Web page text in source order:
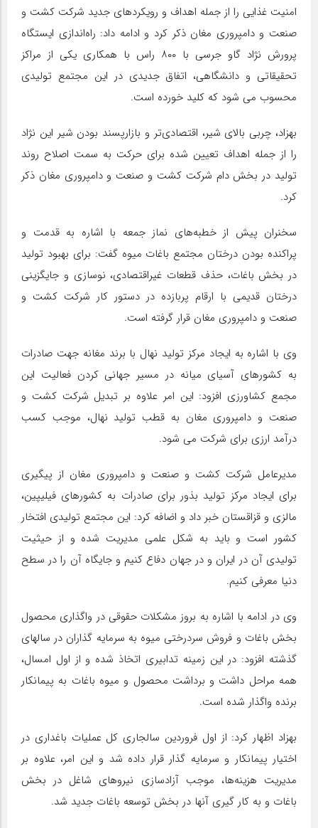
امنیت غذایی را از جمله اهداف و رویکردهای جدید شرکت کشت و
صنعت و دامپروری مغان ذکر کرد و ادامه داد: راه‌اندازی ایستگاه
پرورش نژاد گاو جرسی با ۸۰۰ راس با همکاری یکی از مراکز
تحقیقاتی و دانشگاهی، اتفاق جدیدی در این مجتمع تولیدی
محسوب می شود که کلید خورده است.
بهزاد، چربی بالای شیر، اقتصادی‌تر و بازارپسند بودن شیر این نژاد
را از جمله اهداف تعیین شده برای حرکت به سمت اصلاح روند
تولید در بخش دام شرکت کشت و صنعت و دامپروری مغان ذکر
کرد.
سخنران پیش از خطبه‌های نماز جمعه با اشاره به قدمت و
پراکنده بودن درختان مجتمع باغات میوه گفت: برای بهبود تولید
در بخش باغات، حذف قطعات غیراقتصادی، نوسازی و جایگزینی
درختان قدیمی با ارقام پربازده در دستور کار شرکت کشت و
صنعت و دامپروری مغان قرار گرفته است.
وی با اشاره به ایجاد مرکز تولید نهال با برند مغانه جهت صادرات
به کشورهای آسیای میانه در مسیر جهانی کردن فعالیت این
مجمع کشاورزی افزود: این امر علاوه بر تبدیل شرکت کشت و
صنعت و دامپروری مغان به قطب تولید نهال، موجب کسب
درآمد ارزی برای شرکت می شود.
مدیرعامل شرکت کشت و صنعت و دامپروری مغان از پیگیری
برای ایجاد مرکز تولید بذور برای صادرات به کشورهای فیلیپین،
مالزی و قزاقستان خبر داد و اضافه کرد: این مجتمع تولیدی افتخار
کشور است و باید به شکل علمی مدیریت شده و از حیثیت
تولیدی آن در ایران و در جهان دفاع کنیم و جایگاه آن را در سطح
دنیا معرفی کنیم.
وی در ادامه با اشاره به بروز مشکلات حقوقی در واگذاری محصول
بخش باغات و فروش سردرختی میوه به سرمایه گذاران در سالهای
گذشته افزود: در این زمینه تدابیری اتخاذ شده و از اول امسال،
همه مراحل داشت و برداشت محصول و میوه باغات به پیمانکار
برنده واگذار شده است.
بهزاد اظهار کرد: از اول فروردین سالجاری کل عملیات باغداری در
اختیار پیمانکار و سرمایه گذار قرار داده شد و این امر، علاوه بر
مدیریت هزینه‌ها، موجب آزادسازی نیروهای شاغل در بخش
باغات و به کار گیری آنها در بخش توسعه باغات جدید شد.